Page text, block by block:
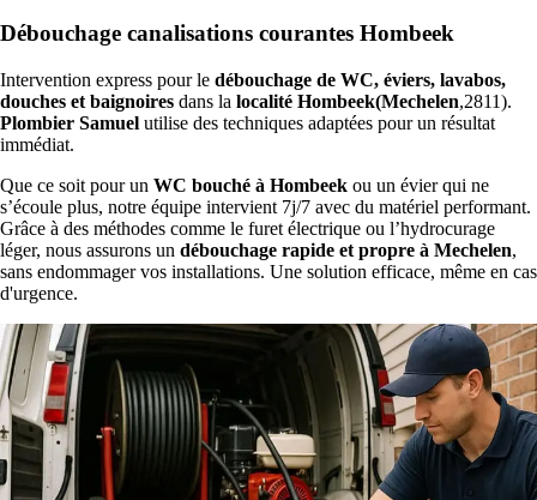
Débouchage canalisations courantes Hombeek
Intervention express pour le débouchage de WC, éviers, lavabos,
douches et baignoires dans la localité Hombeek(Mechelen,2811).
Plombier Samuel utilise des techniques adaptées pour un résultat
immédiat.
Que ce soit pour un WC bouché à Hombeek ou un évier qui ne
s’écoule plus, notre équipe intervient 7j/7 avec du matériel performant.
Grâce à des méthodes comme le furet électrique ou l’hydrocurage
léger, nous assurons un débouchage rapide et propre à Mechelen,
sans endommager vos installations. Une solution efficace, même en cas
d'urgence.